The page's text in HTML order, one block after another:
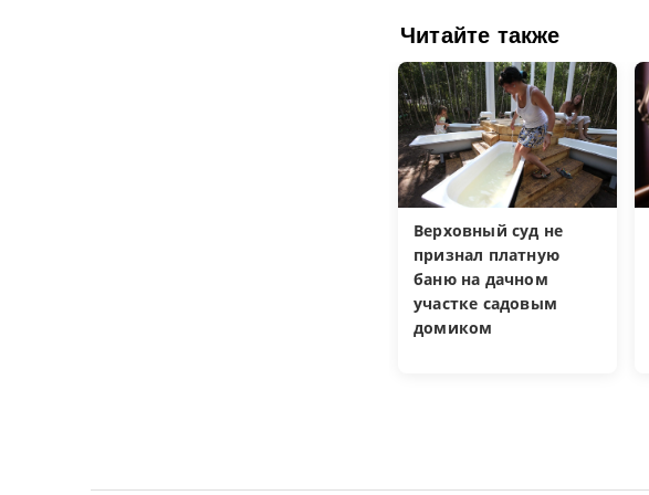
Читайте также
Верховный суд не
признал платную
баню на дачном
участке садовым
домиком